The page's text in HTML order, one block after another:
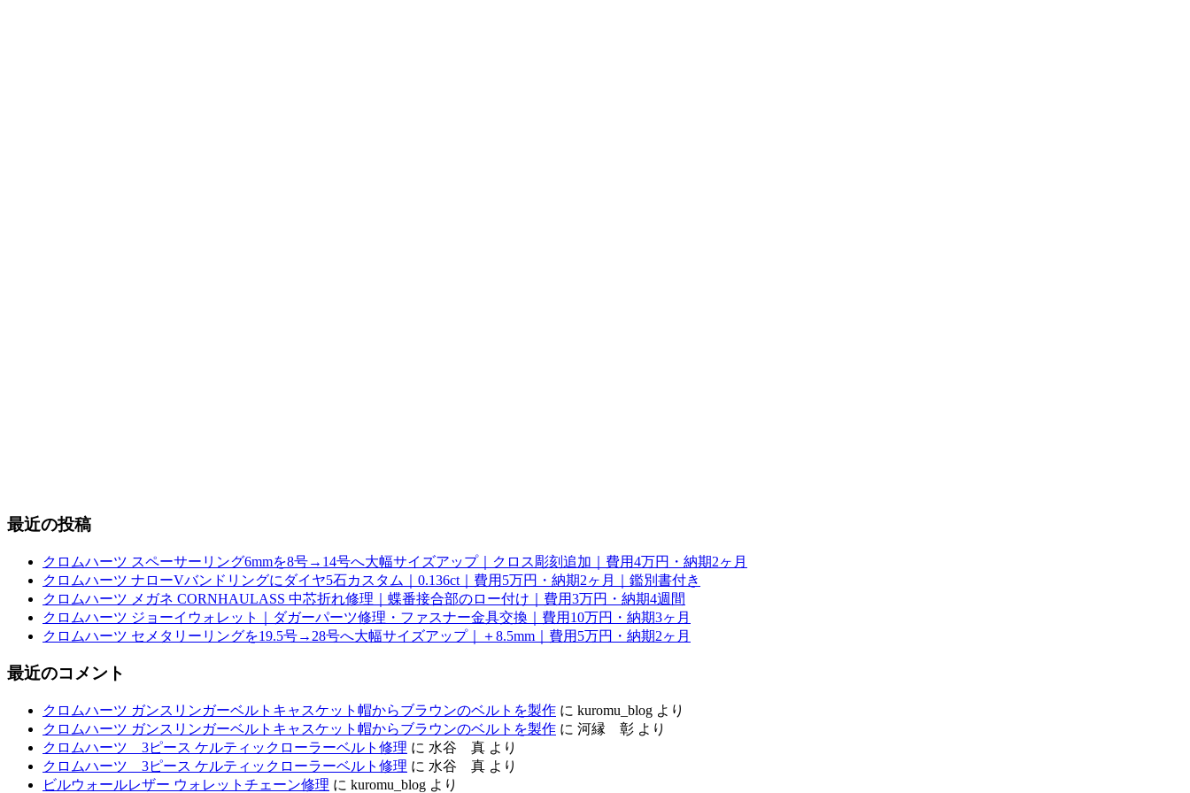
最近の投稿
クロムハーツ スペーサーリング6mmを8号→14号へ大幅サイズアップ｜クロス彫刻追加｜費用4万円・納期2ヶ月
クロムハーツ ナローVバンドリングにダイヤ5石カスタム｜0.136ct｜費用5万円・納期2ヶ月｜鑑別書付き
クロムハーツ メガネ CORNHAULASS 中芯折れ修理｜蝶番接合部のロー付け｜費用3万円・納期4週間
クロムハーツ ジョーイウォレット｜ダガーパーツ修理・ファスナー金具交換｜費用10万円・納期3ヶ月
クロムハーツ セメタリーリングを19.5号→28号へ大幅サイズアップ｜＋8.5mm｜費用5万円・納期2ヶ月
最近のコメント
クロムハーツ ガンスリンガーベルトキャスケット帽からブラウンのベルトを製作 に kuromu_blog より
クロムハーツ ガンスリンガーベルトキャスケット帽からブラウンのベルトを製作 に 河縁 彰 より
クロムハーツ 3ピース ケルティックローラーベルト修理 に 水谷 真 より
クロムハーツ 3ピース ケルティックローラーベルト修理 に 水谷 真 より
ビルウォールレザー ウォレットチェーン修理 に kuromu_blog より